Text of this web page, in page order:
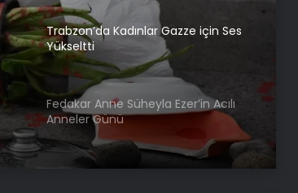
Trabzon’da Kadınlar Gazze için Ses
Yükseltti
Fedakar Anne Süheyla Ezer’in Acılı
Anneler Günü